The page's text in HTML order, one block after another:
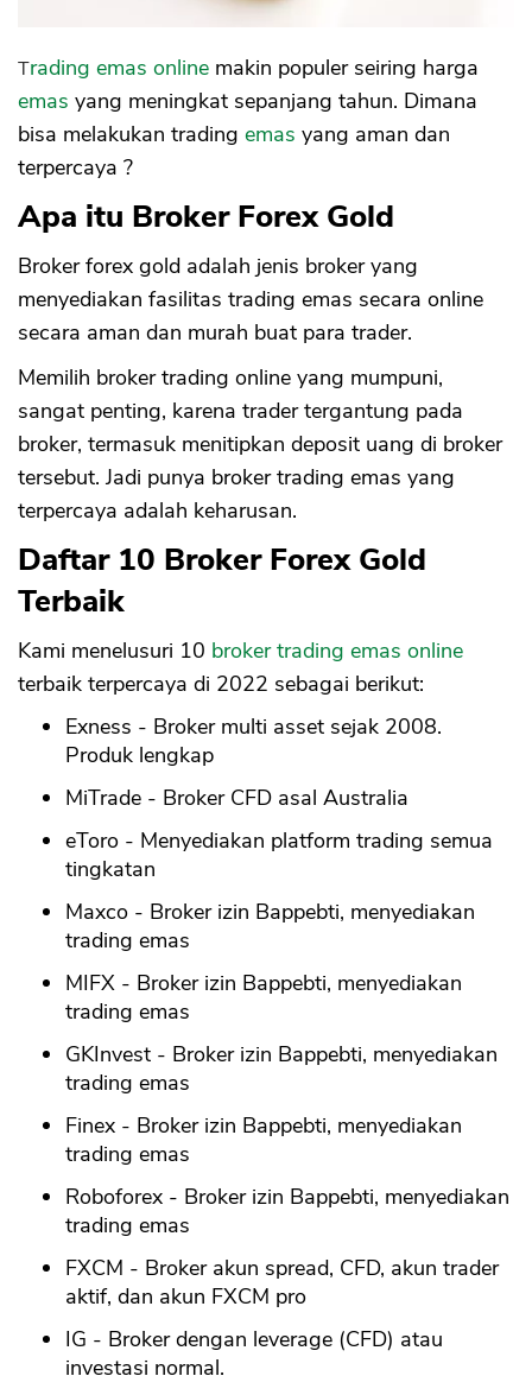
Trading emas online makin populer seiring harga
emas yang meningkat sepanjang tahun. Dimana
bisa melakukan trading emas yang aman dan
terpercaya ?
Apa itu Broker Forex Gold
Broker forex gold adalah jenis broker yang
menyediakan fasilitas trading emas secara online
secara aman dan murah buat para trader.
Memilih broker trading online yang mumpuni,
sangat penting, karena trader tergantung pada
broker, termasuk menitipkan deposit uang di broker
tersebut. Jadi punya broker trading emas yang
terpercaya adalah keharusan.
Daftar 10 Broker Forex Gold
Terbaik
Kami menelusuri 10 broker trading emas online
terbaik terpercaya di 2022 sebagai berikut:
Exness - Broker multi asset sejak 2008.
Produk lengkap
MiTrade - Broker CFD asal Australia
eToro - Menyediakan platform trading semua
tingkatan
Maxco - Broker izin Bappebti, menyediakan
trading emas
MIFX - Broker izin Bappebti, menyediakan
trading emas
GKInvest - Broker izin Bappebti, menyediakan
trading emas
Finex - Broker izin Bappebti, menyediakan
trading emas
Roboforex - Broker izin Bappebti, menyediakan
trading emas
FXCM - Broker akun spread, CFD, akun trader
aktif, dan akun FXCM pro
IG - Broker dengan leverage (CFD) atau
investasi normal.